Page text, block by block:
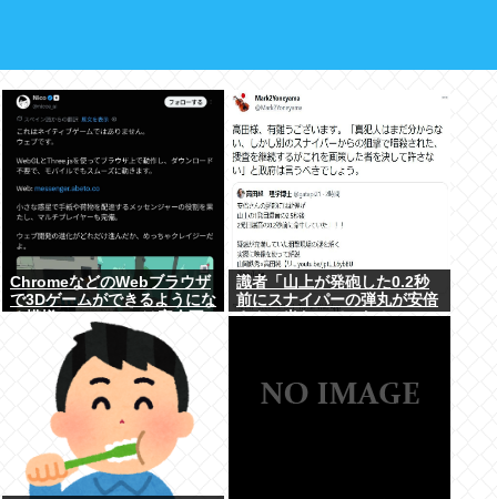
ChromeなどのWebブラウザ
で3Dゲームができるようにな
る模様。Windowsは完全不
識者「山上が発砲した0.2秒
前にスナイパーの弾丸が安倍
さんに当たっていた！」 こ